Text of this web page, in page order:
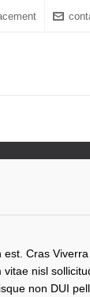
Cras
nisl
non DUI